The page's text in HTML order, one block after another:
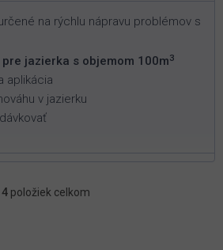
na rýchlu nápravu problémov s
pre jazierka s objemom 100m3
aplikácia
v jazierku
O
4 položiek celkom